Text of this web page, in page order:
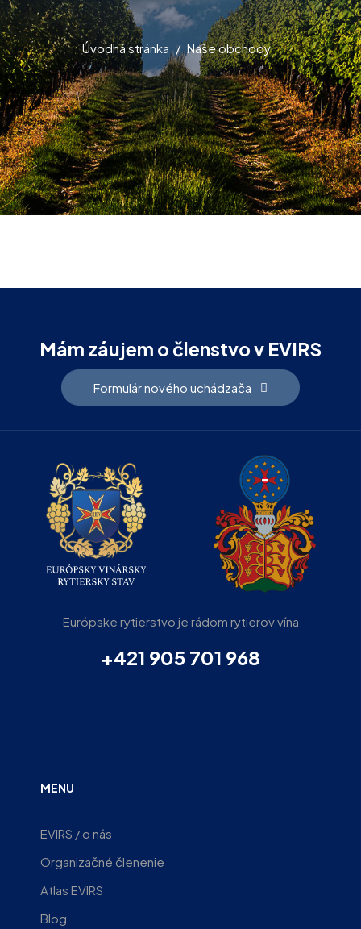
Úvodná stránka Naše obchody
Mám záujem o členstvo v EVIRS
Formulár nového uchádzača
Európske rytierstvo je rádom rytierov vína
+421 905 701 968
MENU
EVIRS / o nás
Organizačné členenie
Atlas EVIRS
Blog